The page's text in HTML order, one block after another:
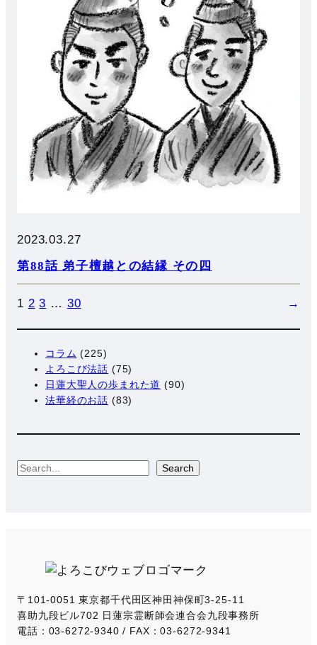
2023.03.27
第88話 弟子檀越との結縁 その四
1 2 3 … 30 →
コラム (225)
よろこび法話 (75)
日蓮大聖人の歩まれた道 (90)
法華経のお話 (83)
S
Search
〒101-0051 東京都千代田区神田神保町3-25-11
喜助九段ビル702 日蓮宗霊断師会連合会九段事務所
電話：03-6272-9340 / FAX：03-6272-9341